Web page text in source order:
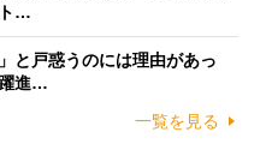
…
と戸惑うのには理由があっ
進…
一覧を見る